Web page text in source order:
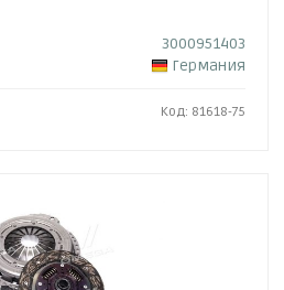
3000951403
Германия
Код: 81618-75